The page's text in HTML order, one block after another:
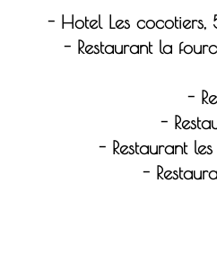
- Hotel Les
- Restaurant la
-
-
- Restaurant
-